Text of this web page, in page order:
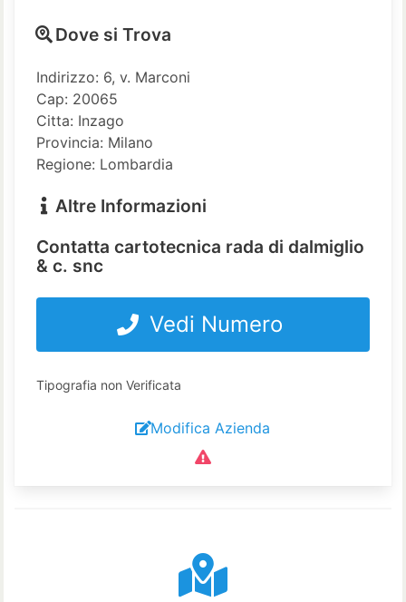
Dove si Trova
Indirizzo: 6, v. Marconi
Cap: 20065
Citta: Inzago
Provincia: Milano
Regione: Lombardia
Altre Informazioni
Contatta cartotecnica rada di dalmiglio
& c. snc
Vedi Numero
Tipografia non Verificata
Modifica Azienda